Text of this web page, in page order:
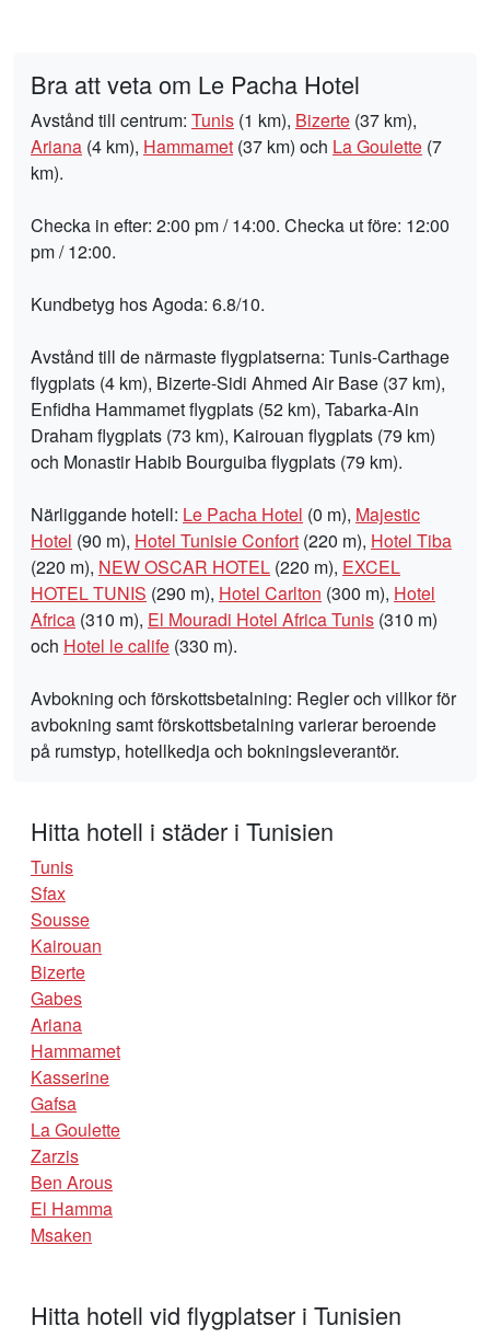
Bra att veta om Le Pacha Hotel
Avstånd till centrum: Tunis (1 km), Bizerte (37 km),
Ariana (4 km), Hammamet (37 km) och La Goulette (7
km).
Checka in efter: 2:00 pm / 14:00. Checka ut före: 12:00
pm / 12:00.
Kundbetyg hos Agoda: 6.8/10.
Avstånd till de närmaste flygplatserna: Tunis-Carthage
flygplats (4 km), Bizerte-Sidi Ahmed Air Base (37 km),
Enfidha Hammamet flygplats (52 km), Tabarka-Ain
Draham flygplats (73 km), Kairouan flygplats (79 km)
och Monastir Habib Bourguiba flygplats (79 km).
Närliggande hotell: Le Pacha Hotel (0 m), Majestic
Hotel (90 m), Hotel Tunisie Confort (220 m), Hotel Tiba
(220 m), NEW OSCAR HOTEL (220 m), EXCEL
HOTEL TUNIS (290 m), Hotel Carlton (300 m), Hotel
Africa (310 m), El Mouradi Hotel Africa Tunis (310 m)
och Hotel le calife (330 m).
Avbokning och förskottsbetalning: Regler och villkor för
avbokning samt förskottsbetalning varierar beroende
på rumstyp, hotellkedja och bokningsleverantör.
Hitta hotell i städer i Tunisien
Tunis
Sfax
Sousse
Kairouan
Bizerte
Gabes
Ariana
Hammamet
Kasserine
Gafsa
La Goulette
Zarzis
Ben Arous
El Hamma
Msaken
Hitta hotell vid flygplatser i Tunisien